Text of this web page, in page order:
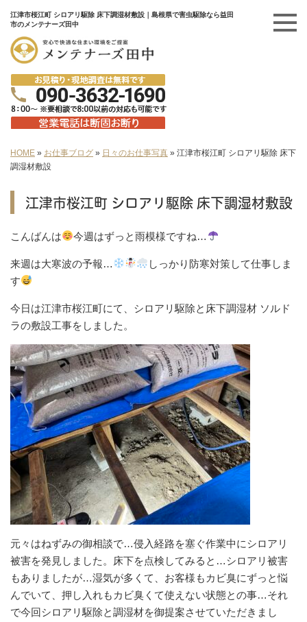
江津市桜江町 シロアリ駆除 床下調湿材敷設｜島根県で害虫駆除なら益田
市のメンテナーズ田中
HOME » お仕事ブログ » 日々のお仕事写真 » 江津市桜江町 シロアリ駆除 床下
調湿材敷設
江津市桜江町 シロアリ駆除 床下調湿材敷設
こんばんは 今週はずっと雨模様ですね…
来週は大寒波の予報…
しっかり防寒対策して仕事しま
す
今日は江津市桜江町にて、シロアリ駆除と床下調湿材 ソルド
ラの敷設工事をしました。
元々はねずみの御相談で…侵入経路を塞ぐ作業中にシロアリ
被害を発見しました。床下を点検してみると…シロアリ被害
もありましたが…湿気が多くて、お客様もカビ臭にずっと悩
んでいて、押し入れもカビ臭くて使えない状態との事…それ
で今回シロアリ駆除と調湿材を御提案させていただきまし